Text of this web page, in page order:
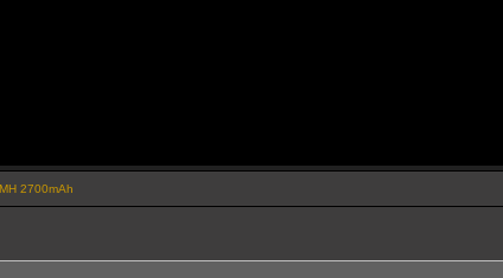
2700mAh